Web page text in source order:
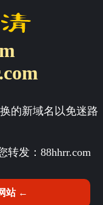
的新域名以免迷路
转发： 88hhrr.com
站 ←